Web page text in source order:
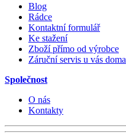
Blog
Rádce
Kontaktní formulář
Ke stažení
Zboží přímo od výrobce
Záruční servis u vás doma
Společnost
O nás
Kontakty